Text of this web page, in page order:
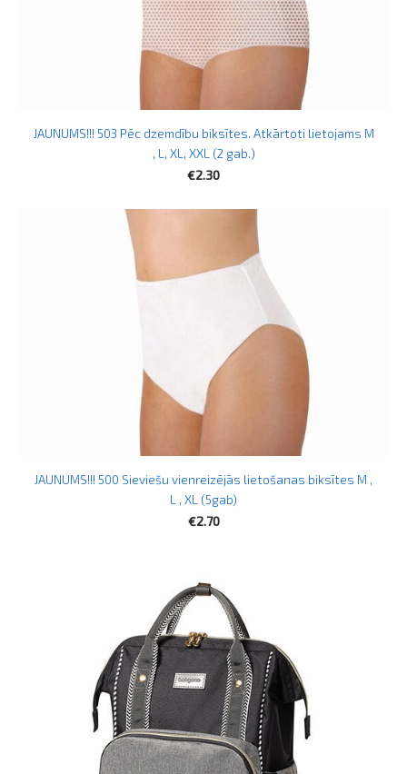
JAUNUMS!!! 503 Pēc dzemdību biksītes. Atkārtoti lietojams M
, L, XL, XXL (2 gab.)
€2.30
JAUNUMS!!! 500 Sieviešu vienreizējās lietošanas biksītes M ,
L , XL (5gab)
€2.70